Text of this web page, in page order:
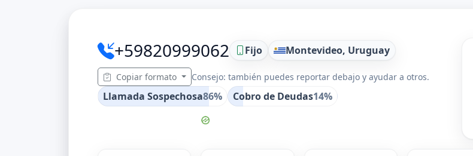
+59820999062 Fijo Montevideo, Uruguay
Copiar formato Consejo: también puedes reportar debajo y ayudar a otros.
Llamada Sospechosa86% Cobro de Deudas14%